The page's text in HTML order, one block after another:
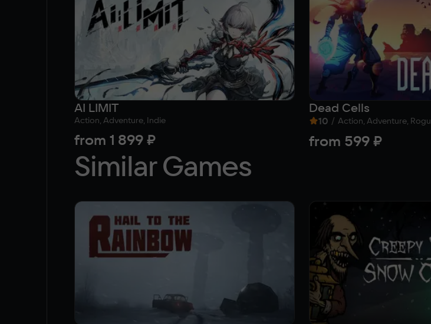
AI LIMIT
Action, Adventure, Indie
from 1 899 ₽
Dead Cells
10 / Action, Adventure,
from 599 ₽
Similar Games